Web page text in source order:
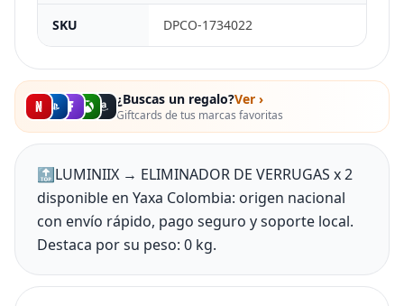
SKU DPCO-1734022
¿Buscas un regalo?Ver ›
Giftcards de tus marcas favoritas
🔝LUMINIIX → ELIMINADOR DE VERRUGAS x 2
disponible en Yaxa Colombia: origen nacional
con envío rápido, pago seguro y soporte local.
Destaca por su peso: 0 kg.